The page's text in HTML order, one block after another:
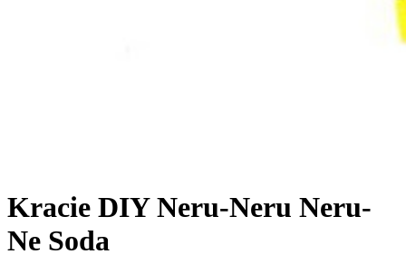
Kracie DIY Neru-Neru Neru-
Ne Soda